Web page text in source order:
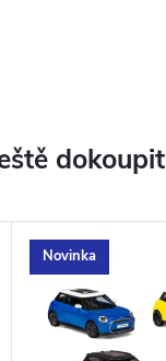
dokoupit
Novinka